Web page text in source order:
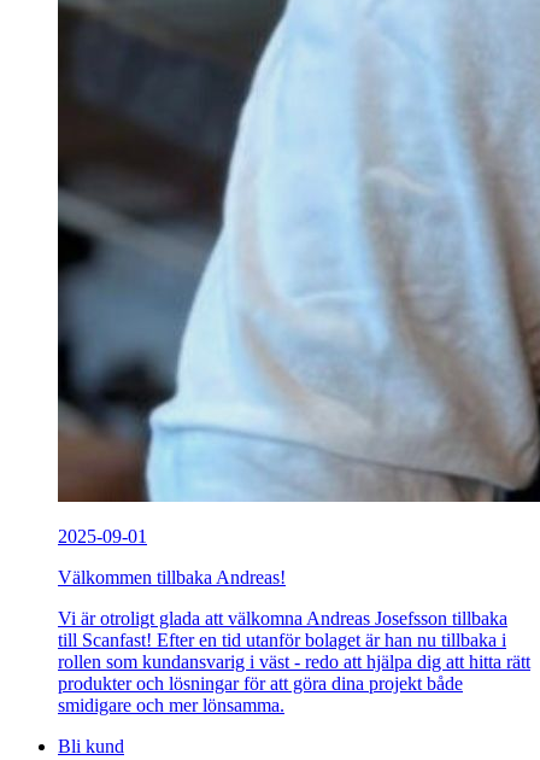
2025-09-01
Välkommen tillbaka Andreas!
Vi är otroligt glada att välkomna Andreas Josefsson tillbaka
till Scanfast! Efter en tid utanför bolaget är han nu tillbaka i
rollen som kundansvarig i väst - redo att hjälpa dig att hitta rätt
produkter och lösningar för att göra dina projekt både
smidigare och mer lönsamma.
Bli kund